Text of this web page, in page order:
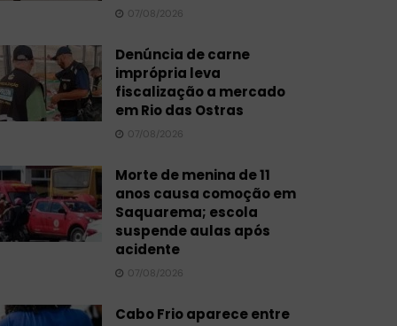
07/08/2026
Denúncia de carne
imprópria leva
fiscalização a mercado
em Rio das Ostras
07/08/2026
Morte de menina de 11
anos causa comoção em
Saquarema; escola
suspende aulas após
acidente
07/08/2026
Cabo Frio aparece entre